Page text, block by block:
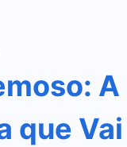
A
que Vai